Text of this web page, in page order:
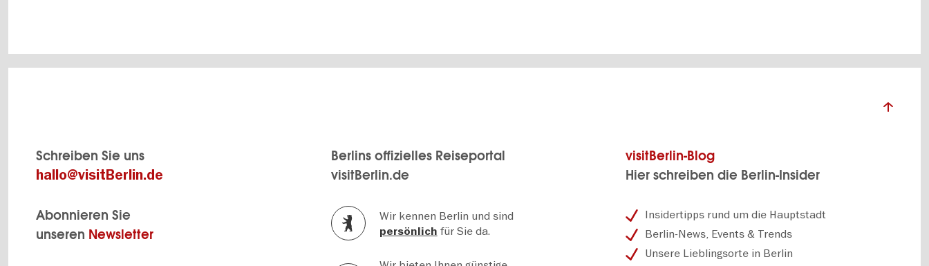
Schreiben Sie uns
hallo@visitBerlin.de
Abonnieren Sie
unseren Newsletter
Berlins offizielles Reiseportal
visitBerlin.de
Wir kennen Berlin und sind
persönlich für Sie da.
visitBerlin-Blog
Hier schreiben die Berlin-Insider
Insidertipps rund um die Hauptstadt
Berlin-News, Events & Trends
Unsere Lieblingsorte in Berlin